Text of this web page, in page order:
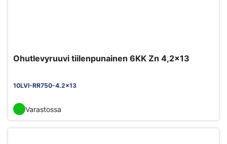
Ohutlevyruuvi tiilenpunainen 6KK Zn 4,2x13
10LVI-RR750-4.2x13
Varastossa